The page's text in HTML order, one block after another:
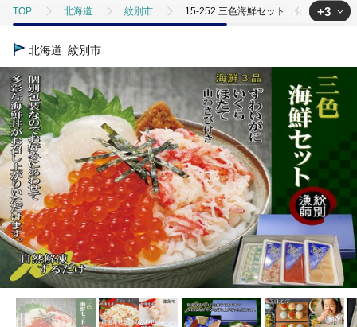
TOP 北海道 紋別市 15-252 三色海鮮セット 化粧箱入
TOP
魚介類 15-252 三色海鮮セット 化粧箱入り
TOP 魚介類 貝類 15-252 三色海鮮セット 化粧箱入り
+3
北海道 紋別市